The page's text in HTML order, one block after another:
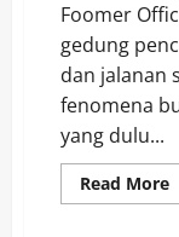
Foomer
gedung
dan jalanan
fenomena
yang dulu...
Read More